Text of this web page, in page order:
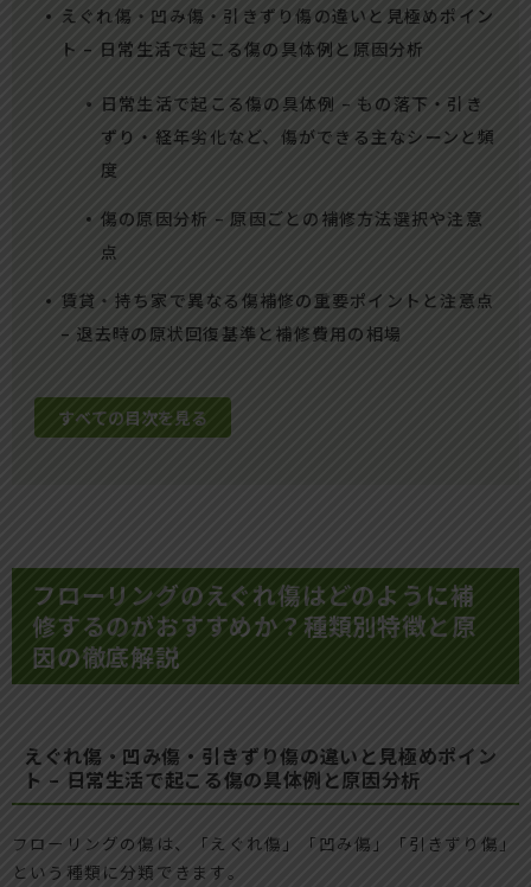
えぐれ傷・凹み傷・引きずり傷の違いと見極めポイン
ト – 日常生活で起こる傷の具体例と原因分析
日常生活で起こる傷の具体例 – もの落下・引き
ずり・経年劣化など、傷ができる主なシーンと頻
度
傷の原因分析 – 原因ごとの補修方法選択や注意
点
賃貸・持ち家で異なる傷補修の重要ポイントと注意点
– 退去時の原状回復基準と補修費用の相場
すべての目次を見る
フローリングのえぐれ傷はどのように補
修するのがおすすめか？種類別特徴と原
因の徹底解説
えぐれ傷・凹み傷・引きずり傷の違いと見極めポイン
ト – 日常生活で起こる傷の具体例と原因分析
フローリングの傷は、「えぐれ傷」「凹み傷」「引きずり傷」
という種類に分類できます。